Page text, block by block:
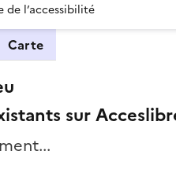
l’accessibilité
Carte
sur